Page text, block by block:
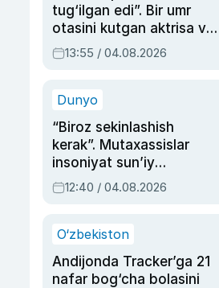
tug‘ilgan edi”. Bir umr
otasini kutgan aktrisa va
dublyaj ustasi Rimma
Ahmedovaning
13:55 / 04.08.2026
Dunyo
“Biroz sekinlashish
kerak”. Mutaxassislar
insoniyat sun’iy
intellektni boshqara
olmay qolishidan xavotir
12:40 / 04.08.2026
O‘zbekiston
Andijonda Tracker’ga 21
nafar bog‘cha bolasini